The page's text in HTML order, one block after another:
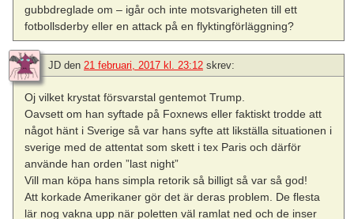
gubbdreglade om – igår och inte motsvarigheten till ett
fotbollsderby eller en attack på en flyktingförläggning?
JD den 21 februari, 2017 kl. 23:12 skrev:
Oj vilket krystat försvarstal gentemot Trump.
Oavsett om han syftade på Foxnews eller faktiskt trodde att
något hänt i Sverige så var hans syfte att likställa situationen i
sverige med de attentat som skett i tex Paris och därför
använde han orden ”last night”
Vill man köpa hans simpla retorik så billigt så var så god!
Att korkade Amerikaner gör det är deras problem. De flesta
lär nog vakna upp när poletten väl ramlat ned och de inser